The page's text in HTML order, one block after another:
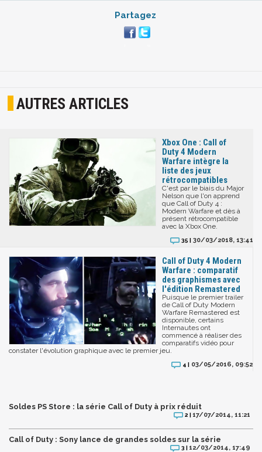
Partagez
AUTRES ARTICLES
Xbox One : Call of
Duty 4 Modern
Warfare intègre la
liste des jeux
rétrocompatibles
C'est par le biais du Major
Nelson que l'on apprend
que Call of Duty 4 :
Modern Warfare et dès à
présent rétrocompatible
avec la Xbox One.
35 | 30/03/2018, 13:41
Call of Duty 4 Modern
Warfare : comparatif
des graphismes avec
l'édition Remastered
Puisque le premier trailer
de Call of Duty Modern
Warfare Remastered est
disponible, certains
Internautes ont
commencé à réaliser des
comparatifs vidéo pour
constater l'évolution graphique avec le premier jeu.
4 | 03/05/2016, 09:52
Soldes PS Store : la série Call of Duty à prix réduit
2 |17/07/2014, 11:21
Call of Duty : Sony lance de grandes soldes sur la série
3 |12/03/2014, 17:49